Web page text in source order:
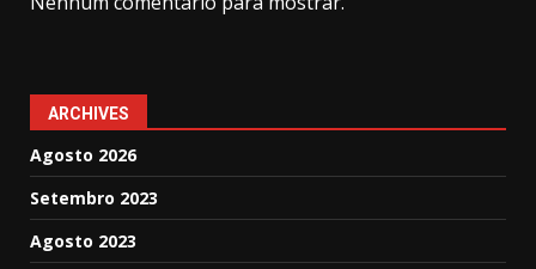
ARCHIVES
Agosto 2026
Setembro 2023
Agosto 2023